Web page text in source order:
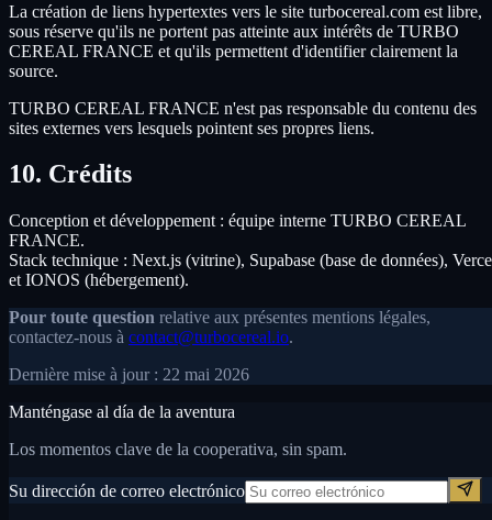
La création de liens hypertextes vers le site turbocereal.com est libre,
sous réserve qu'ils ne portent pas atteinte aux intérêts de TURBO
CEREAL FRANCE et qu'ils permettent d'identifier clairement la
source.
TURBO CEREAL FRANCE n'est pas responsable du contenu des
sites externes vers lesquels pointent ses propres liens.
10. Crédits
Conception et développement : équipe interne TURBO CEREAL
FRANCE.
Stack technique : Next.js (vitrine), Supabase (base de données),
et IONOS (hébergement).
Pour toute question relative aux présentes mentions légales,
contactez-nous à contact@turbocereal.io.
Dernière mise à jour : 22 mai 2026
Manténgase al día de la aventura
Los momentos clave de la cooperativa, sin spam.
Su dirección de correo electrónico